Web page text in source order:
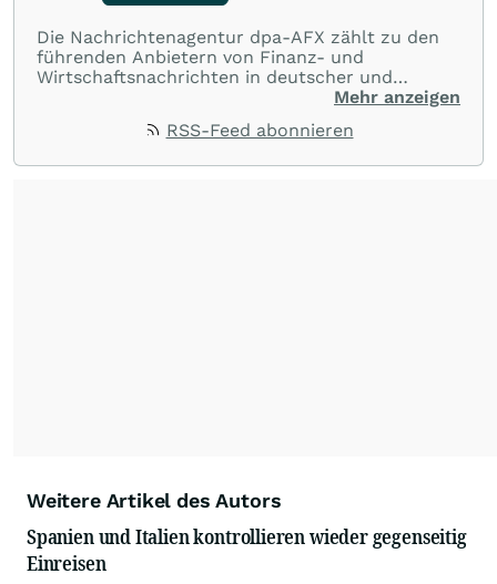
Die Nachrichtenagentur dpa-AFX zählt zu den
führenden Anbietern von Finanz- und
Wirtschaftsnachrichten in deutscher und
englischer Sprache. Gestützt auf ein
dpa-AFX unabhängig, zuverlässig und schnell
Mehr anzeigen
RSS-Feed abonnieren
Weitere Artikel des Autors
Spanien und Italien kontrollieren wieder gegenseitig
Einreisen